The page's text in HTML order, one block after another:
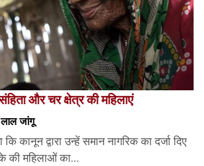
और चर क्षेत्र की महिलाएं
जांगू
कानून द्वारा उन्हें समान नागरिक का दर्जा दिए
की महिलाओं का...